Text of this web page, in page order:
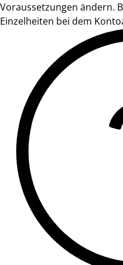
Voraussetzungen ändern.
Einzelheiten bei dem